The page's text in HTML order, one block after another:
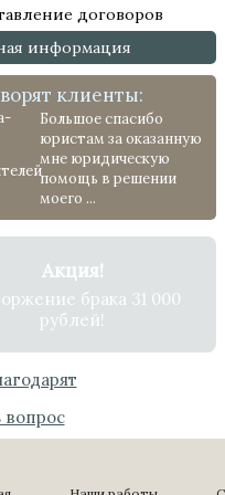
договоров
информация
клиенты:
Большое спасибо
юристам за оказанную
мне юридическую
помощь в решении
моего ...
Акция!
брака 31 000
рублей!